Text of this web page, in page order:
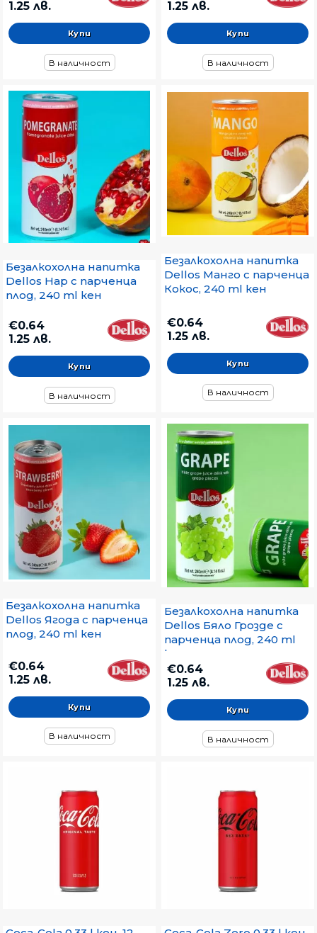
1.25 лв.
В наличност
1.25 лв.
В наличност
Безалкохолна напитка
Dellos Нар с парченца
плод, 240 ml кен
€0.64
1.25 лв.
В наличност
Безалкохолна напитка
Dellos Манго с парченца
Кокос, 240 ml кен
€0.64
1.25 лв.
В наличност
Безалкохолна напитка
Dellos Ягода с парченца
плод, 240 ml кен
€0.64
1.25 лв.
В наличност
Безалкохолна напитка
Dellos Бяло Грозде с
парченца плод, 240 ml
кен
€0.64
1.25 лв.
В наличност